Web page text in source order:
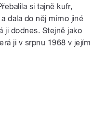
si tajně kufr,
dala do něj mimo jiné
ji dodnes. Stejně jako
ji v srpnu 1968 v jejím